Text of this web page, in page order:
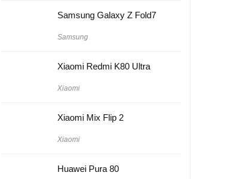
Samsung Galaxy Z Fold7
Samsung
Xiaomi Redmi K80 Ultra
Xiaomi
Xiaomi Mix Flip 2
Xiaomi
Huawei Pura 80